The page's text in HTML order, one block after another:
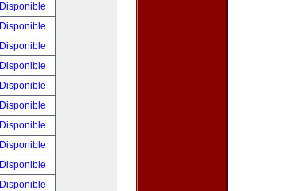
Disponible
Disponible
Disponible
Disponible
Disponible
Disponible
Disponible
Disponible
Disponible
Disponible